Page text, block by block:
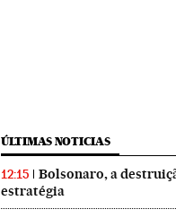
ÚLTIMAS NOTICIAS
12:15
Bolsonaro, a
estratégia